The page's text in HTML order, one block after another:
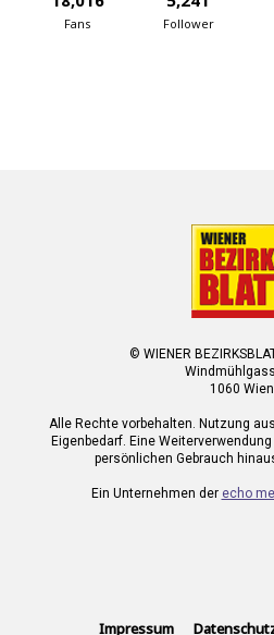
Fans Follower
© WIENER
1060
Alle Rechte vorbehalten. Nutzung
Eigenbedarf. Eine
persönlichen Gebrauch
Ein Unternehmen der echo
Impressum